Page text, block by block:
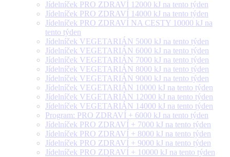
Jídelníček PRO ZDRAVÍ 12000 kJ na tento týden
Jídelníček PRO ZDRAVÍ 14000 kJ na tento týden
Jídelníček PRO ZDRAVÍ NA CESTY 10000 kJ na
tento týden
Jídelníček VEGETARIÁN 5000 kJ na tento týden
Jídelníček VEGETARIÁN 6000 kJ na tento týden
Jídelníček VEGETARIÁN 7000 kJ na tento týden
Jídelníček VEGETARIÁN 8000 kJ na tento týden
Jídelníček VEGETARIÁN 9000 kJ na tento týden
Jídelníček VEGETARIÁN 10000 kJ na tento týden
Jídelníček VEGETARIÁN 12000 kJ na tento týden
Jídelníček VEGETARIÁN 14000 kJ na tento týden
Program: PRO ZDRAVÍ + 6000 kJ na tento týden
Jídelníček PRO ZDRAVÍ + 7000 kJ na tento týden
Jídelníček PRO ZDRAVÍ + 8000 kJ na tento týden
Jídelníček PRO ZDRAVÍ + 9000 kJ na tento týden
Jídelníček PRO ZDRAVÍ + 10000 kJ na tento týden